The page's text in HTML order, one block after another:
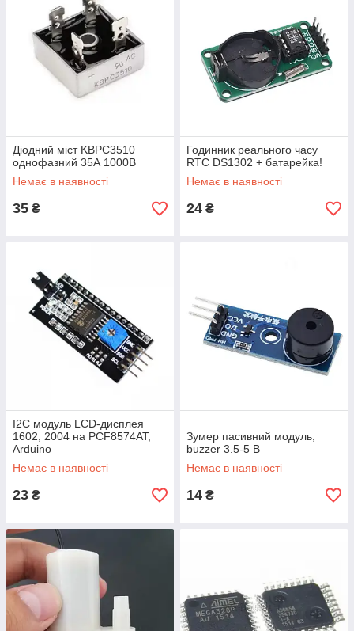
Діодний міст KBPC3510
однофазний 35А 1000В
Немає в наявності
35 ₴
Годинник реального часу
RTC DS1302 + батарейка!
Немає в наявності
24 ₴
I2C модуль LCD-дисплея
1602, 2004 на PCF8574AT,
Arduino
Немає в наявності
23 ₴
Зумер пасивний модуль,
buzzer 3.5-5 В
Немає в наявності
14 ₴